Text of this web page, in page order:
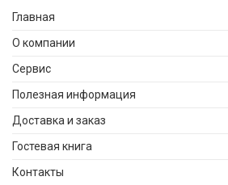
Главная
О компании
Сервис
Полезная информация
Доставка и заказ
Гостевая книга
Контакты